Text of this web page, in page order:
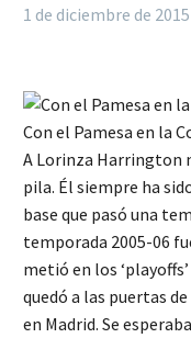
1 de diciembre de 2015
Con el Pamesa en la
A Lorinza Harrington
pila. Él siempre ha
base que pasó una
temporada 2005-06
metió en los
quedó a las puertas
en Madrid. Se